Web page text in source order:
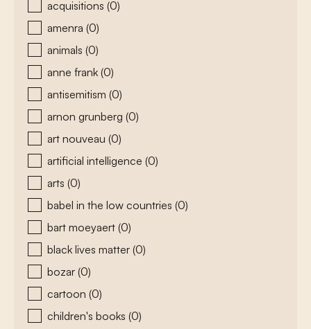
acquisitions (0)
amenra (0)
animals (0)
anne frank (0)
antisemitism (0)
arnon grunberg (0)
art nouveau (0)
artificial intelligence (0)
arts (0)
babel in the low countries (0)
bart moeyaert (0)
black lives matter (0)
bozar (0)
cartoon (0)
children's books (0)